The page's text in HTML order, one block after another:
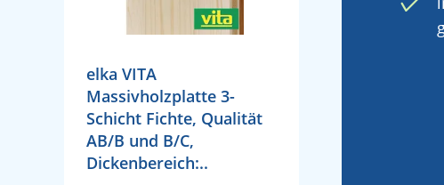
elka VITA
Massivholzplatte 3-
Schicht Fichte, Qualität
AB/B und B/C,
Dickenbereich:..